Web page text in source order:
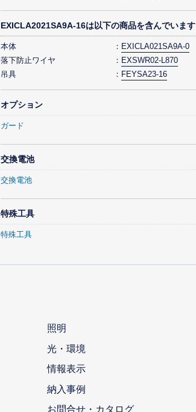
EXICLA2021SA9A-16は以下の商品を含んでいます
本体
EXICLA021SA9A-0
落下防止ワイヤ
EXSWR02-L870
吊具
FEYSA23-16
オプション
ガード
交換電池
交換電池
特殊工具
特殊工具
照明
光・環境
情報表示
納入事例
お問合せ・カタログ